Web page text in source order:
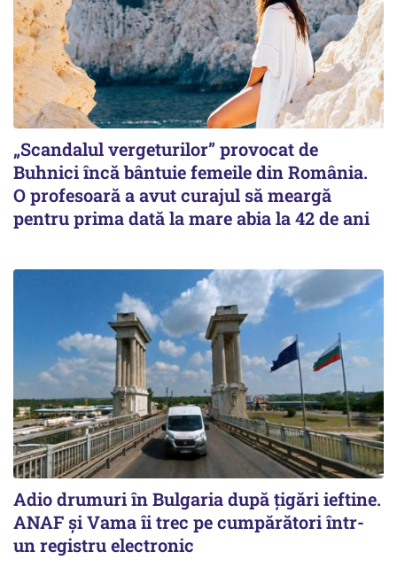
„Scandalul vergeturilor” provocat de
Buhnici încă bântuie femeile din România.
O profesoară a avut curajul să meargă
pentru prima dată la mare abia la 42 de ani
Adio drumuri în Bulgaria după țigări ieftine.
ANAF și Vama îi trec pe cumpărători într-
un registru electronic